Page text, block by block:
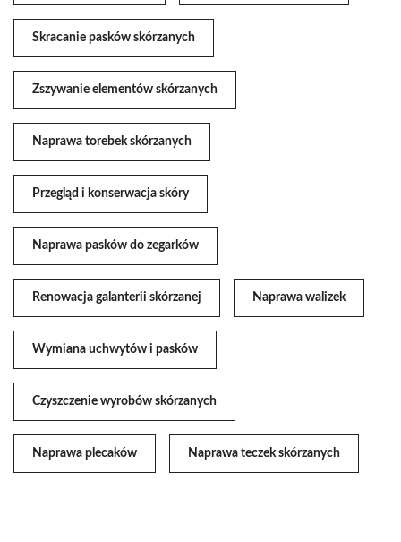
Skracanie pasków skórzanych
Zszywanie elementów skórzanych
Naprawa torebek skórzanych
Przegląd i konserwacja skóry
Naprawa pasków do zegarków
Renowacja galanterii skórzanej Naprawa walizek
Wymiana uchwytów i pasków
Czyszczenie wyrobów skórzanych
Naprawa plecaków Naprawa teczek skórzanych